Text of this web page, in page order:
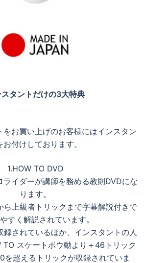
スタントだけの3大特典
をお買い上げのお客様にはインスタン
付けしております。
1.HOW TO DVD
ライダーが講師を務める教則DVDにな
ります。
ら上級者トリックまで字幕解説付きで
すく解説されています。
録されているほか、インスタントの人
TO スケートボウ動より＋46トリック
を超えるトリックが収録されていま